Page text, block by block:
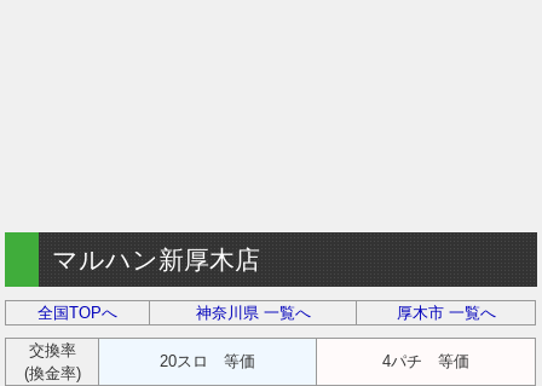
マルハン新厚木店
全国TOPへ 神奈川県 一覧へ 厚木市 一覧へ
交換率
(換金率)
20スロ 等価
4パチ 等価